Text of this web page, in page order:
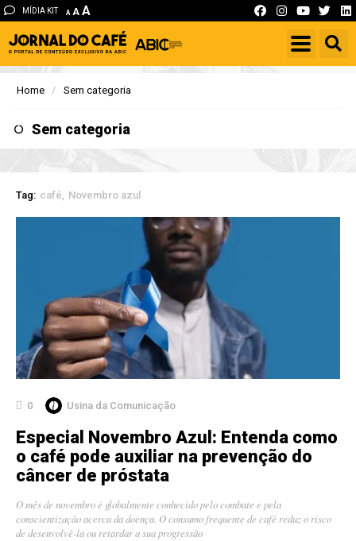
MÍDIA KIT A A A
Home Sem categoria
Sem categoria
Tag: café Novembro azul
0 Usina da Comunicação
Especial Novembro Azul: Entenda como
o café pode auxiliar na prevenção do
câncer de próstata
O mês de novembro é globalmente conhecido pelo combate e pela
conscientização acerca da doença. O consumo frequente de café reduz o risco
de desenvolvê-la ou retardar a sua progressão